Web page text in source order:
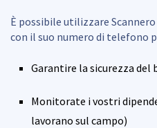
È possibile utilizzare
con il suo numero di telefono
Garantire la sicurezza del
Monitorate i vostri
lavorano sul campo)